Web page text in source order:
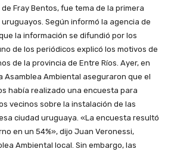
Fray Bentos, fue tema de la primera
Según informó la agencia de
la información se difundió por los
de los periódicos explicó los motivos de
de la provincia de Entre Ríos. Ayer, en
Asamblea Ambiental aseguraron que el
había realizado una encuesta para
vecinos sobre la instalación de las
ciudad uruguaya. «La encuesta resultó
en un 54%», dijo Juan Veronessi,
Ambiental local. Sin embargo, las